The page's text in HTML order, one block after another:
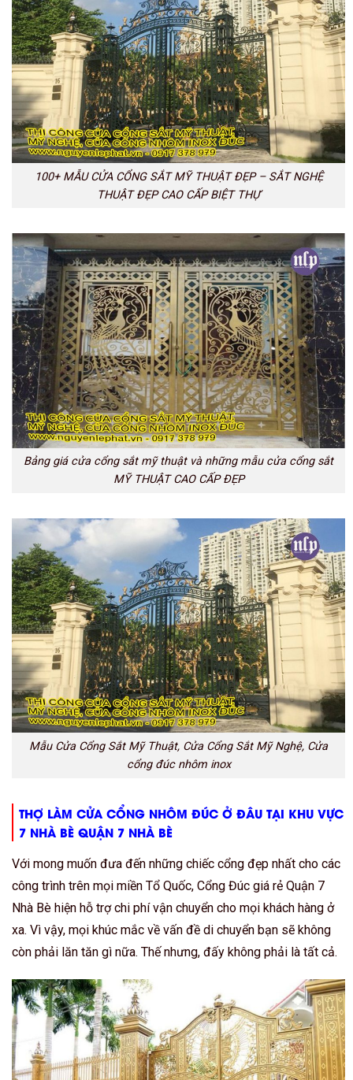
100+ MẪU CỬA CỔNG SẮT MỸ THUẬT ĐẸP – SẮT NGHỆ
THUẬT ĐẸP CAO CẤP BIỆT THỰ
Bảng giá cửa cổng sắt mỹ thuật và những mẫu cửa cổng sắt
MỸ THUẬT CAO CẤP ĐẸP
Mẫu Cửa Cổng Sắt Mỹ Thuật, Cửa Cổng Sắt Mỹ Nghệ, Cửa
cổng đúc nhôm inox
THỢ LÀM CỬA CỔNG NHÔM ĐÚC Ở ĐÂU TẠI KHU VỰC
7 NHÀ BÈ QUẬN 7 NHÀ BÈ
Với mong muốn đưa đến những chiếc cổng đẹp nhất cho các
công trình trên mọi miền Tổ Quốc, Cổng Đúc giá rẻ Quận 7
Nhà Bè hiện hỗ trợ chi phí vận chuyển cho mọi khách hàng ở
xa. Vì vậy, mọi khúc mắc về vấn đề di chuyển bạn sẽ không
còn phải lăn tăn gì nữa. Thế nhưng, đấy không phải là tất cả.